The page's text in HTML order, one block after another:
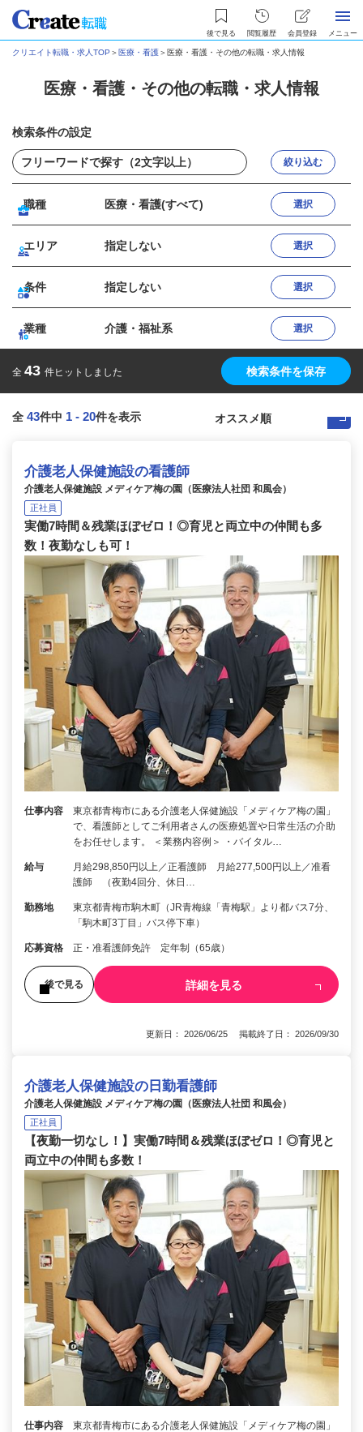
後で見る 閲覧履歴 会員登録 メニュー
クリエイト転職・求人TOP ＞ 医療・看護＞ 医療・看護・その他の転職・求人情報
医療・看護・その他の転職・求人情報
検索条件の設定
絞り込む
職種 医療・看護(すべて) 選択
エリア 指定しない 選択
条件 指定しない 選択
業種 介護・福祉系 選択
全 43 件ヒットしました 検索条件を保存
全 43件中 1 - 20件を表示
介護老人保健施設の看護師
介護老人保健施設 メディケア梅の園（医療法人社団 和風会）
正社員
実働7時間＆残業ほぼゼロ！◎育児と両立中の仲間も多
数！夜勤なしも可！
仕事内容
東京都青梅市にある介護老人保健施設「メディケア梅の園」
で、看護師としてご利用者さんの医療処置や日常生活の介助
をお任せします。 ＜業務内容例＞ ・バイタル…
給与
月給298,850円以上／正看護師 月給277,500円以上／准看
護師 （夜勤4回分、休日…
勤務地
東京都青梅市駒木町（JR青梅線「青梅駅」より都バス7分、
「駒木町3丁目」バス停下車）
応募資格 正・准看護師免許 定年制（65歳）
後で見る 詳細を見る
更新日： 2026/06/25 掲載終了日： 2026/09/30
介護老人保健施設の日勤看護師
介護老人保健施設 メディケア梅の園（医療法人社団 和風会）
正社員
【夜勤一切なし！】実働7時間＆残業ほぼゼロ！◎育児と
両立中の仲間も多数！
仕事内容
東京都青梅市にある介護老人保健施設「メディケア梅の園」